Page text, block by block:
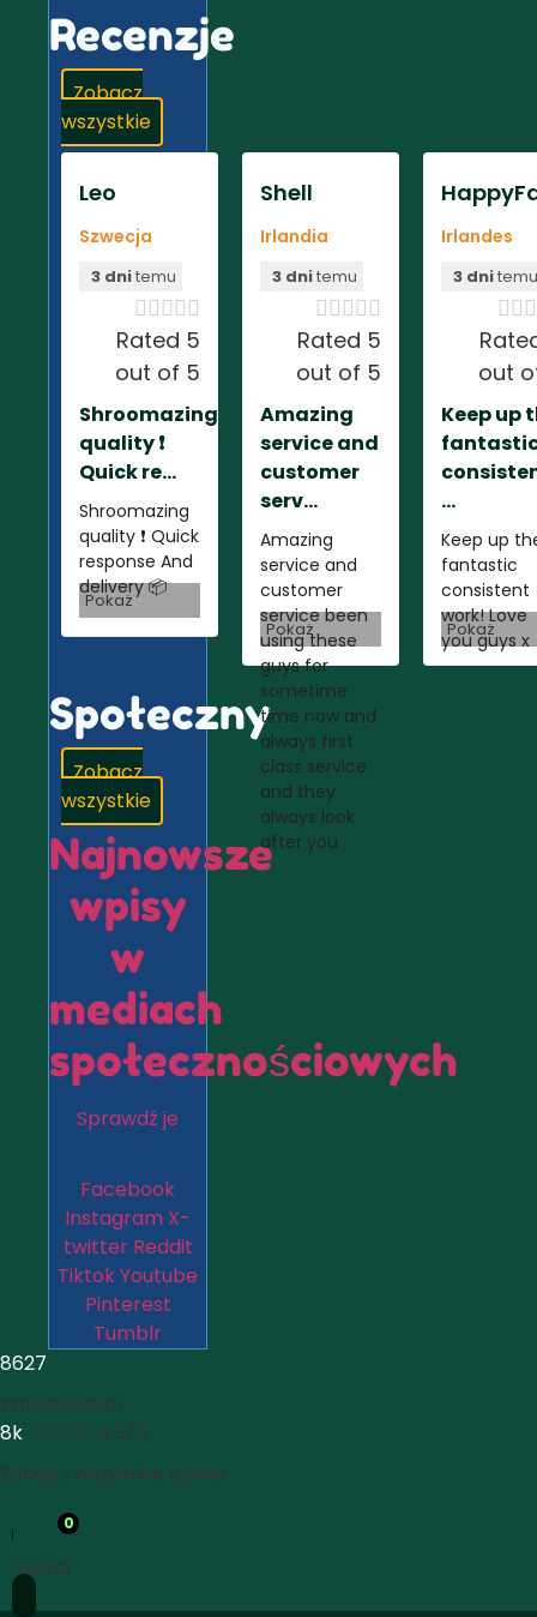
Recenzje
Zobacz
wszystkie
Leo
Szwecja
3 dnitemu

Rated 5
out of 5
Shroomazing
quality ❗️
Quick re...
Shroomazing
quality ❗️ Quick
response And
delivery 📦
Pokaż
Shell
Irlandia
3 dnitemu

Rated 5
out of 5
Amazing
service and
customer
serv...
Amazing
service and
customer
service been
using these
guys for
sometime
time now and
always first
class service
and they
always look
after you
Pokaż
Irlandes
3 dni

out
Keep up
...
Keep up
fantastic
consistent
work! Love
you guys x
Pokaż
Społeczny
Zobacz
wszystkie
Najnowsze
wpisy
w
mediach
społecznościowych
Sprawdź je
Facebook
Instagram X-
twitter Reddit
TiktokYoutube
Pinterest
Tumblr
8627
Wholecelium
8k  4.5/5
Zobacz wszystkie opinie
0
Szukaj